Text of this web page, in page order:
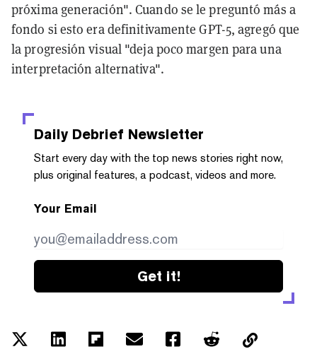
próxima generación". Cuando se le preguntó más a
fondo si esto era definitivamente GPT-5, agregó que
la progresión visual "deja poco margen para una
interpretación alternativa".
Daily Debrief Newsletter
Start every day with the top news stories right now,
plus original features, a podcast, videos and more.
Your Email
Get it!